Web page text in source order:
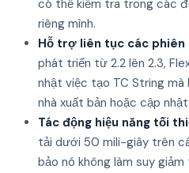
có thể kiểm tra trong các
riêng mình.
Hỗ trợ liên tục các phiên
phát triển từ 2.2 lên 2.3,
nhật việc tạo TC String mà
nhà xuất bản hoặc cập
Tác động hiệu năng tối
tải dưới 50 mili-giây trên
bảo nó không làm suy